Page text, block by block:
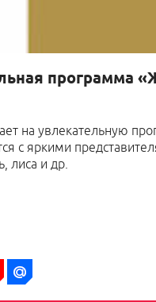
программа
на увлекательную
с яркими
лиса и др.